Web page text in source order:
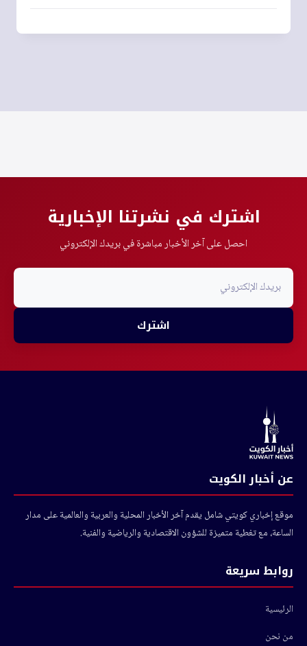
اشترك في نشرتنا الإخبارية
احصل على آخر الأخبار مباشرة في بريدك الإلكتروني
اشترك
عن أخبار الكويت
موقع إخباري كويتي شامل يقدم آخر الأخبار المحلية والعربية والعالمية على مدار
الساعة، مع تغطية متميزة للشؤون الاقتصادية والرياضية والفنية.
روابط سريعة
الرئيسية
من نحن